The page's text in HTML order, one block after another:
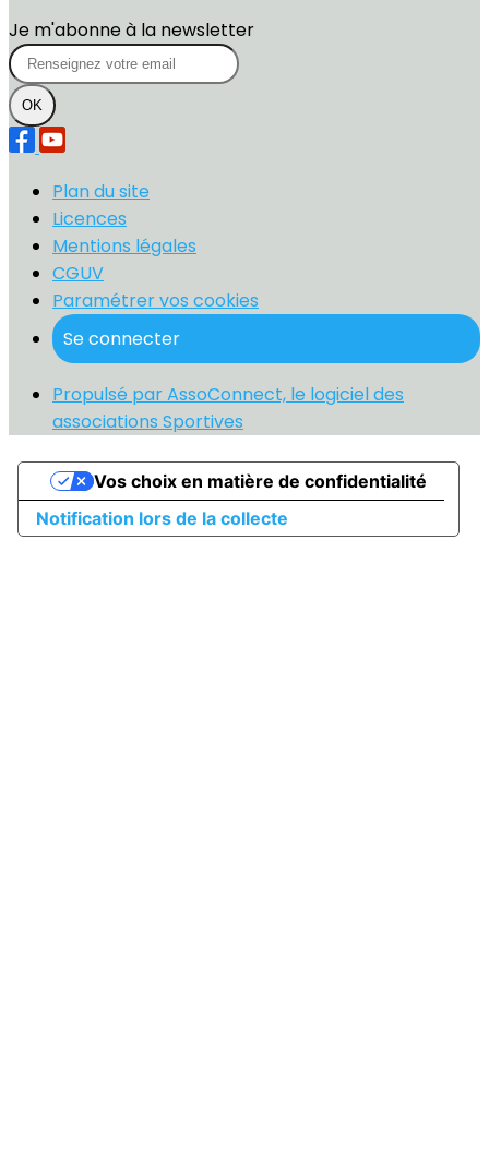
Je m'abonne à la newsletter
OK
Plan du site
Licences
Mentions légales
CGUV
Paramétrer vos cookies
Se connecter
Propulsé par AssoConnect, le logiciel des
associations Sportives
Notification lors de la collecte
Vos choix en matière de confidentialité